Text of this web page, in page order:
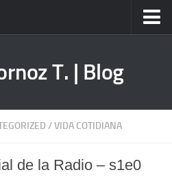
T. | Blog
/VIDA COTIDIANA
de la Radio – s1e0